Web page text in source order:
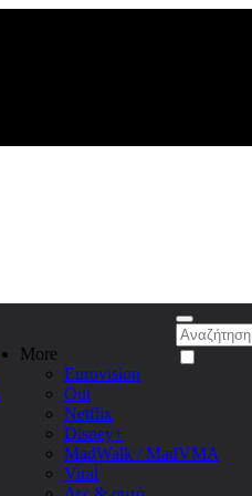
More
Eurovision
Out
Netflix
Disney+
MadWalk / MadVMA
Viral
Αναζήτηση
για: